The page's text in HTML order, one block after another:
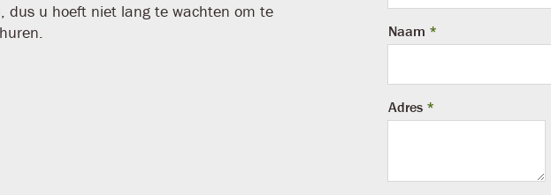
dus u hoeft niet lang te wachten om te
blank
Naam
Adres